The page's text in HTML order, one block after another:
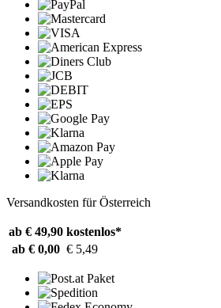
Versandkosten für Österreich
ab € 49,90 kostenlos*
ab € 0,00 € 5,49